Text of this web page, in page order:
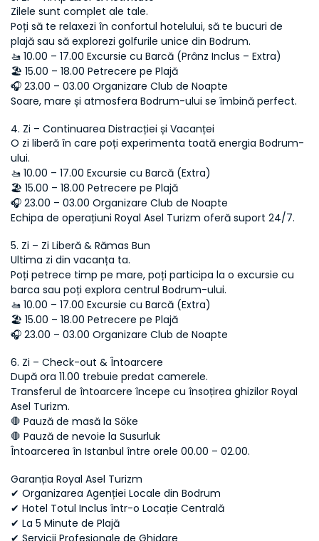
Zilele sunt complet ale tale.
Poți să te relaxezi în confortul hotelului, să te bucuri de
plajă sau să explorezi golfurile unice din Bodrum.
🚤 10.00 – 17.00 Excursie cu Barcă (Prânz Inclus – Extra)
🏖 15.00 – 18.00 Petrecere pe Plajă
🎧 23.00 – 03.00 Organizare Club de Noapte
Soare, mare și atmosfera Bodrum-ului se îmbină perfect.
4. Zi – Continuarea Distracției și Vacanței
O zi liberă în care poți experimenta toată energia Bodrum-
ului.
🚤 10.00 – 17.00 Excursie cu Barcă (Extra)
🏖 15.00 – 18.00 Petrecere pe Plajă
🎧 23.00 – 03.00 Organizare Club de Noapte
Echipa de operațiuni Royal Asel Turizm oferă suport 24/7.
5. Zi – Zi Liberă & Rămas Bun
Ultima zi din vacanța ta.
Poți petrece timp pe mare, poți participa la o excursie cu
barca sau poți explora centrul Bodrum-ului.
🚤 10.00 – 17.00 Excursie cu Barcă (Extra)
🏖 15.00 – 18.00 Petrecere pe Plajă
🎧 23.00 – 03.00 Organizare Club de Noapte
6. Zi – Check-out & Întoarcere
După ora 11.00 trebuie predat camerele.
Transferul de întoarcere începe cu însoțirea ghizilor Royal
Asel Turizm.
🛑 Pauză de masă la Söke
🛑 Pauză de nevoie la Susurluk
Întoarcerea în Istanbul între orele 00.00 – 02.00.
Garanția Royal Asel Turizm
✔ Organizarea Agenției Locale din Bodrum
✔ Hotel Totul Inclus într-o Locație Centrală
✔ La 5 Minute de Plajă
✔ Servicii Profesionale de Ghidare